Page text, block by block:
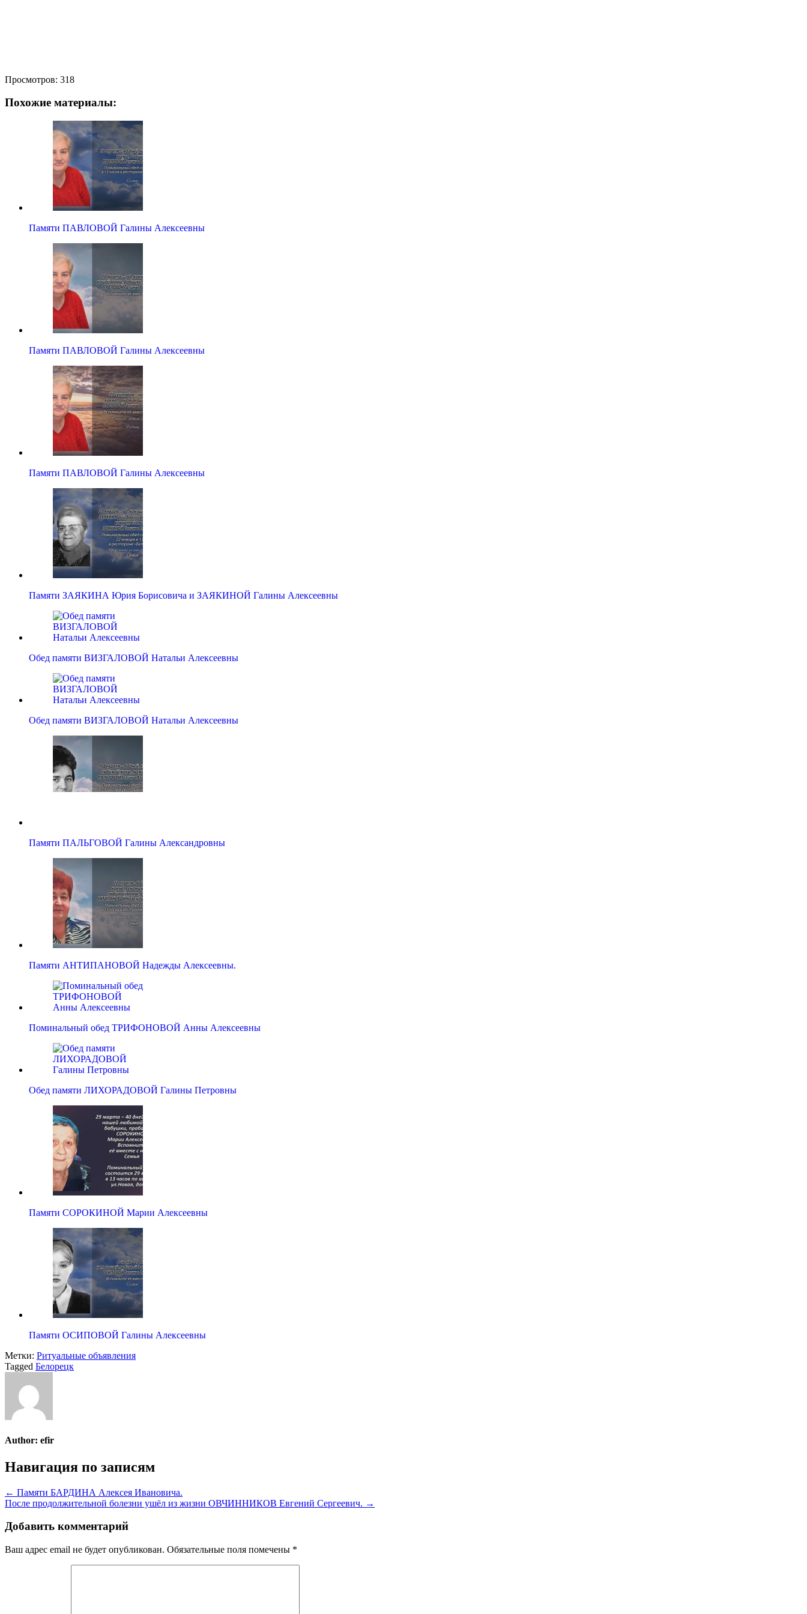
Просмотров: 318
Похожие материалы:
Памяти ПАВЛОВОЙ Галины Алексеевны
Памяти ПАВЛОВОЙ Галины Алексеевны
Памяти ПАВЛОВОЙ Галины Алексеевны
Памяти ЗАЯКИНА Юрия Борисовича и ЗАЯКИНОЙ Галины Алексеевны
Обед памяти ВИЗГАЛОВОЙ Натальи Алексеевны
Обед памяти ВИЗГАЛОВОЙ Натальи Алексеевны
Памяти ПАЛЬГОВОЙ Галины Александровны
Памяти АНТИПАНОВОЙ Надежды Алексеевны.
Поминальный обед ТРИФОНОВОЙ Анны Алексеевны
Обед памяти ЛИХОРАДОВОЙ Галины Петровны
Памяти СОРОКИНОЙ Марии Алексеевны
Памяти ОСИПОВОЙ Галины Алексеевны
Метки: Ритуальные объявления
Tagged Белорецк
Author: efir
Навигация по записям
← Памяти БАРДИНА Алексея Ивановича.
После продолжительной болезни ушёл из жизни ОВЧИННИКОВ Евгений Сергеевич. →
Добавить комментарий
Ваш адрес email не будет опубликован. Обязательные поля помечены *